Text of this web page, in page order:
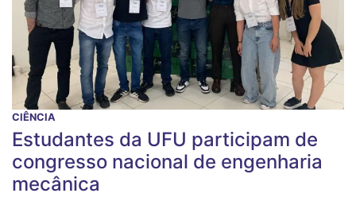
CIÊNCIA
Estudantes da UFU participam de
congresso nacional de engenharia
mecânica